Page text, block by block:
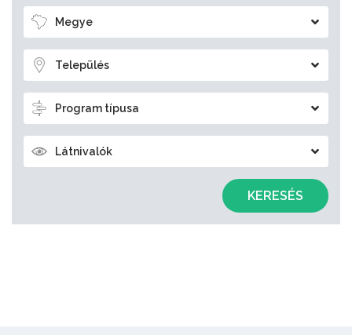
Megye
Település
Program típusa
Látnivalók
KERESÉS